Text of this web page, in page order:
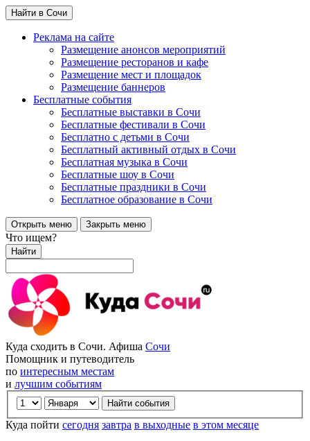
Найти в Сочи
Реклама на сайте
Размещение анонсов мероприятий
Размещение ресторанов и кафе
Размещение мест и площадок
Размещение баннеров
Бесплатные события
Бесплатные выставки в Сочи
Бесплатные фестивали в Сочи
Бесплатно с детьми в Сочи
Бесплатный активный отдых в Сочи
Бесплатная музыка в Сочи
Бесплатные шоу в Сочи
Бесплатные праздники в Сочи
Бесплатное образование в Сочи
Открыть меню Закрыть меню
Что ищем?
Найти
Куда сходить в Сочи. Афиша Сочи
Помощник и путеводитель
по интересным местам
и лучшим событиям
Куда пойти сегодня завтра в выходные в этом месяце